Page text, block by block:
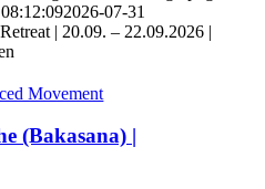
2026-07-31
| 20.09. – 22.09.2026 |
(Bakasana) |